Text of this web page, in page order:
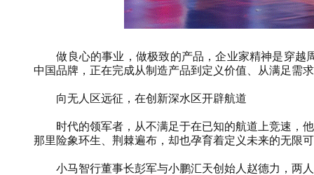
做良心的事业，做极致的产品，企业家精神是穿
中国品牌，正在完成从制造产品到定义价值、从满足需
向无人区远征，在创新深水区开辟航道
时代的领军者，从不满足于在已知的航道上竞速，
那里险象环生、荆棘遍布，却也孕育着定义未来的无限
小马智行董事长彭军与小鹏汇天创始人赵德力，两